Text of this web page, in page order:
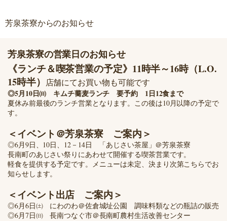
芳泉茶寮からのお知らせ
芳泉茶寮の営業日のお知らせ
《ランチ＆喫茶営業の予定》 11時半～16時（L.O.
15時半）
店舗にてお買い物も可能です
◎5月10日㈰ キムチ蕎麦ランチ 要予約 1日12食まで
夏休み前最後のランチ営業となります。この後は10月以降の予定で
す。
＜イベント＠芳泉茶寮 ご案内＞
◎6月9日、10日、12－14日 「あじさい茶屋」＠芳泉茶寮
長南町のあじさい祭りにあわせて開催する喫茶営業です。
軽食を提供する予定です。メニューは未定、決まり次第こちらでお
知らせします。
＜イベント出店 ご案内＞
◎6月6日㈯ にわのわ＠佐倉城址公園 調味料類などの瓶詰の販売
◎6月7日㈰ 長南つなぐ市＠長南町農村生活改善センター